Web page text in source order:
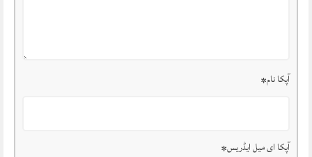
آپکا نام*
آپکا ای میل ایڈریس*